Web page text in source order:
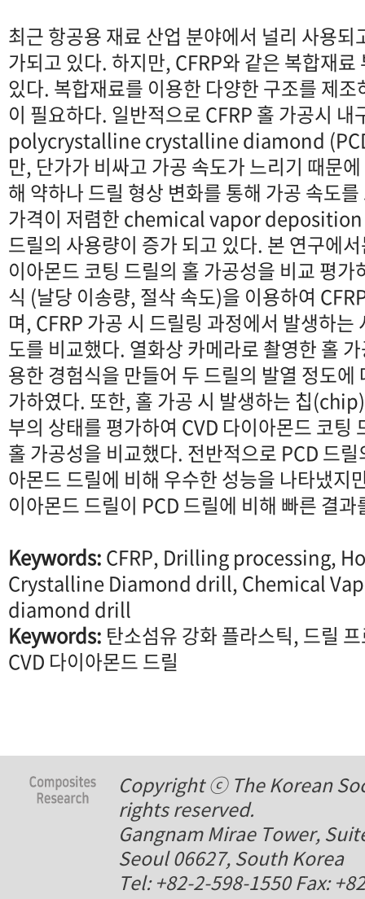
최근 항공용 재료 산업 분야에서 널리 사용되
가되고 있다. 하지만, CFRP와 같은 복합재
있다. 복합재료를 이용한 다양한 구조를 제
이 필요하다. 일반적으로 CFRP 홀 가공시 내
polycrystalline crystalline diamond
만, 단가가 비싸고 가공 속도가 느리기 때문
해 약하나 드릴 형상 변화를 통해 가공 속도
가격이 저렴한 chemical vapor deposition
드릴의 사용량이 증가 되고 있다. 본 연구에
이아몬드 코팅 드릴의 홀 가공성을 비교 평
식 (날당 이송량, 절삭 속도)을 이용하여
며, CFRP 가공 시 드릴링 과정에서 발생하는
도를 비교했다. 열화상 카메라로 촬영한 홀
용한 경험식을 만들어 두 드릴의 발열 정도에
가하였다. 또한, 홀 가공 시 발생하는 칩
부의 상태를 평가하여 CVD 다이아몬드 코팅
홀 가공성을 비교했다. 전반적으로 PCD 드
아몬드 드릴에 비해 우수한 성능을 나타냈지
이아몬드 드릴이 PCD 드릴에 비해 빠른 결
Keywords:CFRP, Drilling processing,
Crystalline Diamond drill, Chemical
diamond drill
Keywords: 탄소섬유 강화 플라스틱, 드릴
CVD 다이아몬드 드릴
Copyright ⓒ The Korean
rights reserved.
Gangnam Mirae Tower,
Seoul 06627, South Korea
Tel: +82-2-598-1550 Fax: